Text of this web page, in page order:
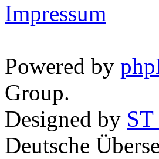
Impressum
Powered by
Group.
Designed by
Deutsche